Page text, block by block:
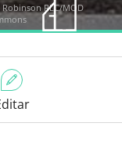
RLC/MOD